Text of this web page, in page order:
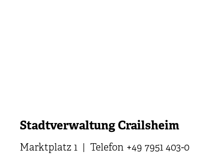
Stadtverwaltung Crailsheim
Marktplatz 1 | Telefon +49 7951 403-0